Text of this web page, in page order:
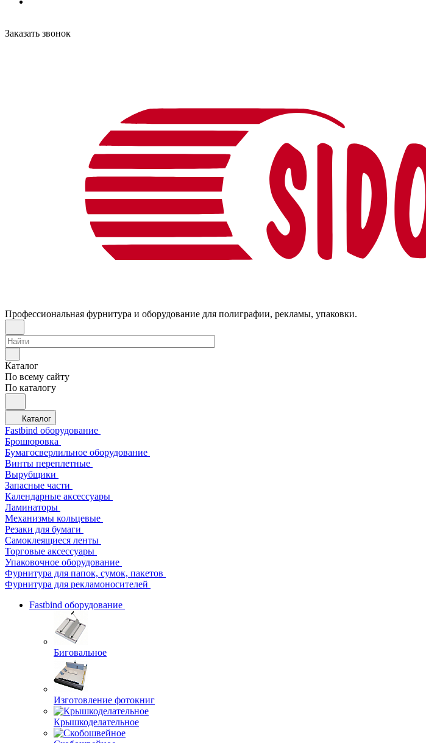
Заказать звонок
Профессиональная фурнитура и оборудование для полиграфии, рекламы, упаковки.
Каталог
По всему сайту
По каталогу
Каталог
Fastbind оборудование
Брошюровка
Бумагосверлильное оборудование
Винты переплетные
Вырубщики
Запасные части
Календарные аксессуары
Ламинаторы
Механизмы кольцевые
Резаки для бумаги
Самоклеящиеся ленты
Торговые аксессуары
Упаковочное оборудование
Фурнитура для папок, сумок, пакетов
Фурнитура для рекламоносителей
Fastbind оборудование
Биговальное
Изготовление фотокниг
Крышкоделательное